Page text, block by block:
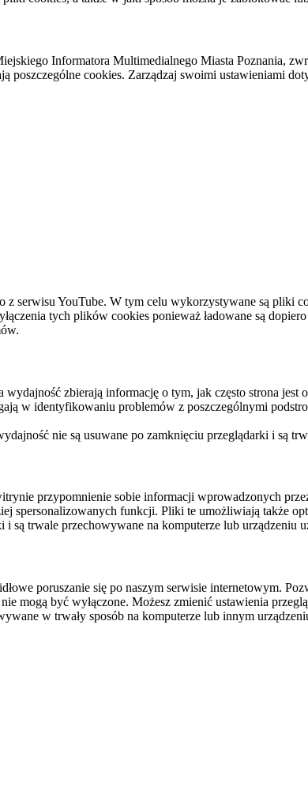
Informatora Multimedialnego Miasta Poznania,
poszczególne cookies. Zarządzaj swoimi ustawieniami
serwisu YouTube. W tym celu wykorzystywane są pliki
tych plików cookies ponieważ ładowane są
zbierają informację o tym, jak często strona
w identyfikowaniu problemów z poszczególnymi
nie są usuwane po zamknięciu przeglądarki i są
przypomnienie sobie informacji wprowadzonych
spersonalizowanych funkcji. Pliki te umożliwiają także
są trwale przechowywane na komputerze lub urządzeniu
poruszanie się po naszym serwisie internetowym.
mogą być wyłączone. Możesz zmienić ustawienia
w trwały sposób na komputerze lub innym